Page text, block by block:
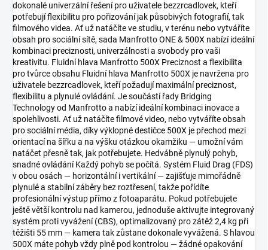
dokonalé univerzální řešení pro uživatele bezzrcadlovek, kteří
potřebují flexibilitu pro pořizování jak působivých fotografií, tak
filmového videa. Ať už natáčíte ve studiu, v terénu nebo vytváříte
obsah pro sociální sítě, sada Manfrotto ONE & 500X nabízí ideální
kombinaci preciznosti, univerzálnosti a svobody pro vaši
kreativitu. Fluidní hlava Manfrotto 500X Preciznost a flexibilita
pro tvůrce obsahu Fluidní hlava Manfrotto 500X je navržena pro
uživatele bezzrcadlovek, kteří požadují maximální preciznost,
flexibilitu a plynulé ovládání. Je součástí řady Bridging
Technology od Manfrotto a nabízí ideální kombinaci inovace a
spolehlivosti. Ať už natáčíte filmové video, nebo vytváříte obsah
pro sociální média, díky výklopné destičce 500X je přechod mezi
orientací na šířku a na výšku otázkou okamžiku — umožní vám
natáčet přesně tak, jak potřebujete. Hedvábně plynulý pohyb,
snadné ovládání Každý pohyb se počítá. Systém Fluid Drag (FDS)
v obou osách — horizontální i vertikální — zajišťuje mimořádně
plynulé a stabilní záběry bez roztřesení, takže pořídíte
profesionální výstup přímo z fotoaparátu. Pokud potřebujete
ještě větší kontrolu nad kamerou, jednoduše aktivujte integrovaný
systém proti vyvážení (CBS), optimalizovaný pro zátěž 2,4 kg při
těžišti 55 mm — kamera tak zůstane dokonale vyvážená. S hlavou
500X máte pohyb vždy plně pod kontrolou — žádné opakování